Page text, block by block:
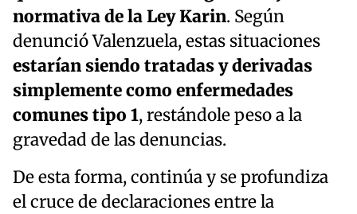
normativa de la Ley Karin. Según
denunció Valenzuela, estas situaciones
estarían siendo tratadas y derivadas
simplemente como enfermedades
comunes tipo 1, restándole peso a la
gravedad de las denuncias.
De esta forma, continúa y se profundiza
el cruce de declaraciones entre la